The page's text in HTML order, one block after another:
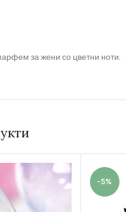
за жени со цветни ноти.
-5%